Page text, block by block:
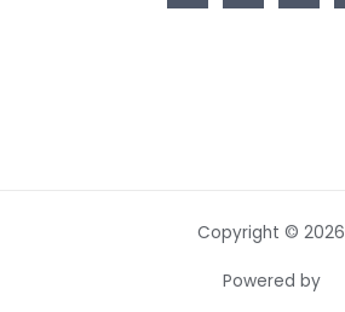
Copyright © 2026
Powered by